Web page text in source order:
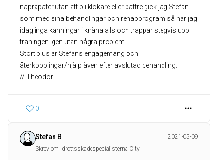
naprapater utan att bli klokare eller bättre gick jag Stefan
som med sina behandlingar och rehabprogram så har jag
idag inga känningar i knäna alls och trappar stegvis upp
träningen igen utan några problem.
Stort plus är Stefans engagemang och
återkopplingar/hjälp även efter avslutad behandling.
// Theodor
0
Stefan B
2021-05-09
Skrev om Idrottsskadespecialisterna City